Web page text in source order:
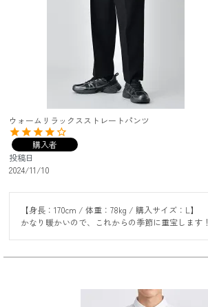
ウォームリラックスストレートパンツ
購入者
投稿日
2024/11/10
【身長：170cm / 体重：78kg / 購入サイズ：L】
かなり暖かいので、これからの季節に重宝します！